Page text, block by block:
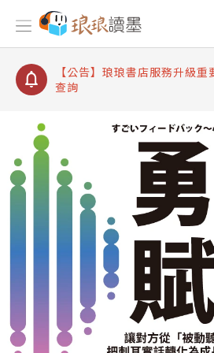
【公告】琅琅讀墨書櫃開通常
【公告】琅琅讀墨 3 分鐘完成
【公告】琅琅書店服務升級
查詢